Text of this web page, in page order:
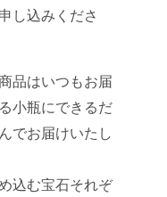
し込みくださ
品はいつもお届
小瓶にできるだ
でお届けいたし
込む宝石それぞ